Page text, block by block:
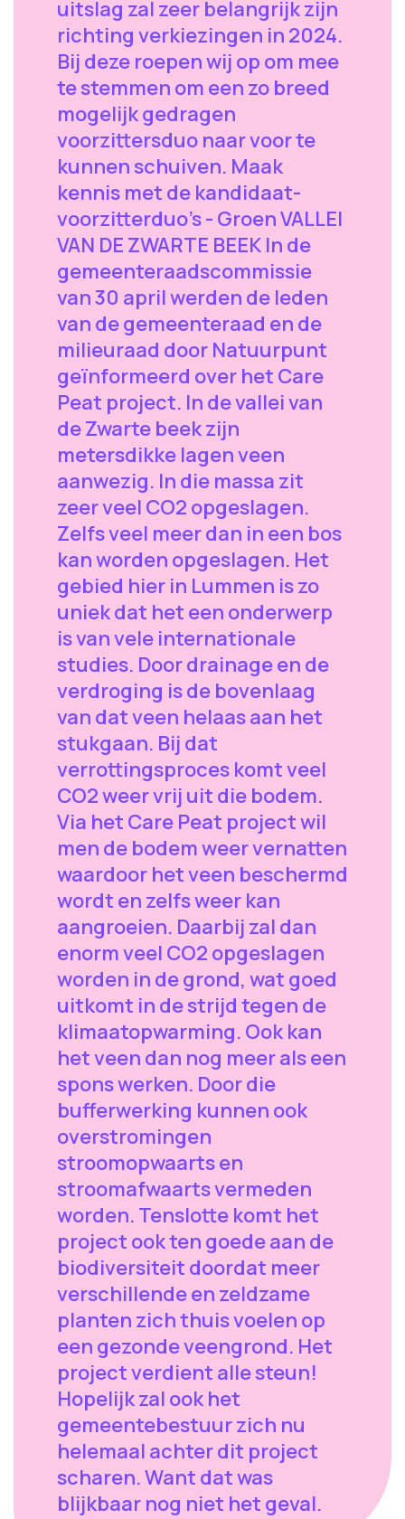
uitslag zal zeer belangrijk zijn
richting verkiezingen in 2024.
Bij deze roepen wij op om mee
te stemmen om een zo breed
mogelijk gedragen
voorzittersduo naar voor te
kunnen schuiven. Maak
kennis met de kandidaat-
voorzitterduo's - Groen VALLEI
VAN DE ZWARTE BEEK In de
gemeenteraadscommissie
van 30 april werden de leden
van de gemeenteraad en de
milieuraad door Natuurpunt
geïnformeerd over het Care
Peat project. In de vallei van
de Zwarte beek zijn
metersdikke lagen veen
aanwezig. In die massa zit
zeer veel CO2 opgeslagen.
Zelfs veel meer dan in een bos
kan worden opgeslagen. Het
gebied hier in Lummen is zo
uniek dat het een onderwerp
is van vele internationale
studies. Door drainage en de
verdroging is de bovenlaag
van dat veen helaas aan het
stukgaan. Bij dat
verrottingsproces komt veel
CO2 weer vrij uit die bodem.
Via het Care Peat project wil
men de bodem weer vernatten
waardoor het veen beschermd
wordt en zelfs weer kan
aangroeien. Daarbij zal dan
enorm veel CO2 opgeslagen
worden in de grond, wat goed
uitkomt in de strijd tegen de
klimaatopwarming. Ook kan
het veen dan nog meer als een
spons werken. Door die
bufferwerking kunnen ook
overstromingen
stroomopwaarts en
stroomafwaarts vermeden
worden. Tenslotte komt het
project ook ten goede aan de
biodiversiteit doordat meer
verschillende en zeldzame
planten zich thuis voelen op
een gezonde veengrond. Het
project verdient alle steun!
Hopelijk zal ook het
gemeentebestuur zich nu
helemaal achter dit project
scharen. Want dat was
blijkbaar nog niet het geval.